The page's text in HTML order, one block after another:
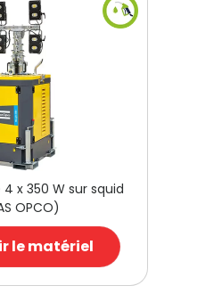
x 350 W sur squid
OPCO)
le matériel